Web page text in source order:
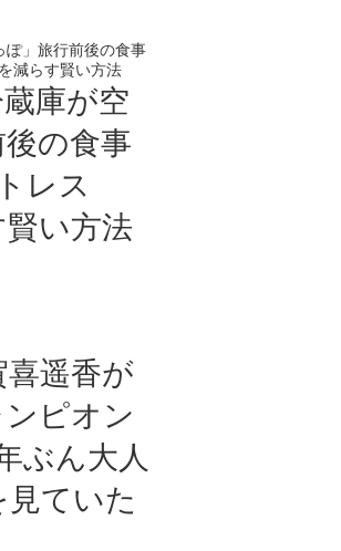
蔵庫が空
の食事
レス
い方法
喜遥香が
ピオン
ぶん大人
ていた